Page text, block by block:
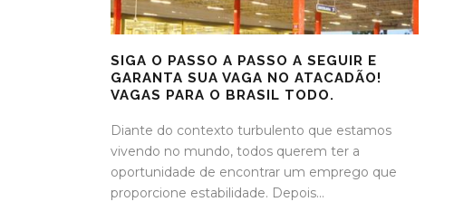
SIGA O PASSO A PASSO A SEGUIR E
GARANTA SUA VAGA NO ATACADÃO!
VAGAS PARA O BRASIL TODO.
Diante do contexto turbulento que estamos
vivendo no mundo, todos querem ter a
oportunidade de encontrar um emprego que
proporcione estabilidade. Depois...